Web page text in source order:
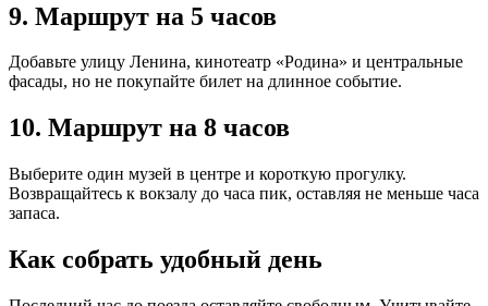
9. Маршрут на 5 часов
Добавьте улицу Ленина, кинотеатр «Родина» и центральные
фасады, но не покупайте билет на длинное событие.
10. Маршрут на 8 часов
Выберите один музей в центре и короткую прогулку.
Возвращайтесь к вокзалу до часа пик, оставляя не меньше часа
запаса.
Как собрать удобный день